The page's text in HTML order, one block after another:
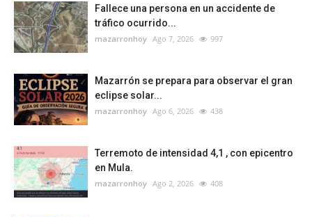
Fallece una persona en un accidente de
tráfico ocurrido...
mazarronhoy Ago 7, 2026 997
Mazarrón se prepara para observar el gran
eclipse solar...
mazarronhoy Ago 6, 2026 438
Terremoto de intensidad 4,1 , con epicentro
en Mula.
mazarronhoy Ago 2, 2026 408